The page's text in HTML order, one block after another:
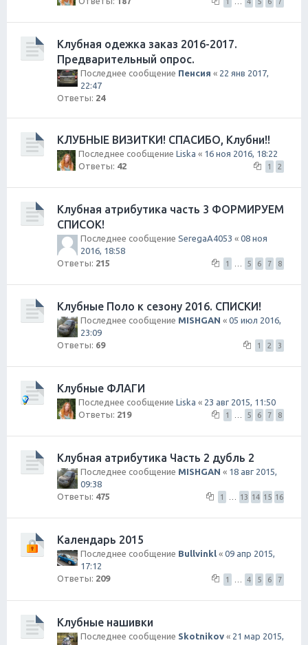
Клубная одежка заказ 2016-2017.
Предварительный опрос.
Последнее сообщение Пенсия « 22 янв 2017,
22:47
Ответы: 24
КЛУБНЫЕ ВИЗИТКИ! СПАСИБО, Клубни!!
Последнее сообщение Liska « 16 ноя 2016, 18:22
Ответы: 42 1 2
Клубная атрибутика часть 3 ФОРМИРУЕМ
СПИСОК!
Последнее сообщение SeregaA4053 « 08 ноя
2016, 18:58
Ответы: 215 1 5 6 7 8
Клубные Поло к сезону 2016. СПИСКИ!
Последнее сообщение MISHGAN « 05 июл 2016,
23:09
Ответы: 69 1 2 3
Клубные ФЛАГИ
Последнее сообщение Liska « 23 авг 2015, 11:50
Ответы: 219 1 5 6 7 8
Клубная атрибутика Часть 2 дубль 2
Последнее сообщение MISHGAN « 18 авг 2015,
09:38
Ответы: 475 1 … 13 14 15 16
Календарь 2015
Последнее сообщение Bullvinkl « 09 апр 2015,
17:12
Ответы: 209 1 4 5 6 7
Клубные нашивки
Последнее сообщение Skotnikov « 21 мар 2015,